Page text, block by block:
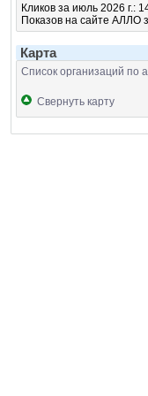
Кликов за июль 2026 г.:
Показов на сайте АЛЛО
Карта
Список организаций по
Свернуть карту